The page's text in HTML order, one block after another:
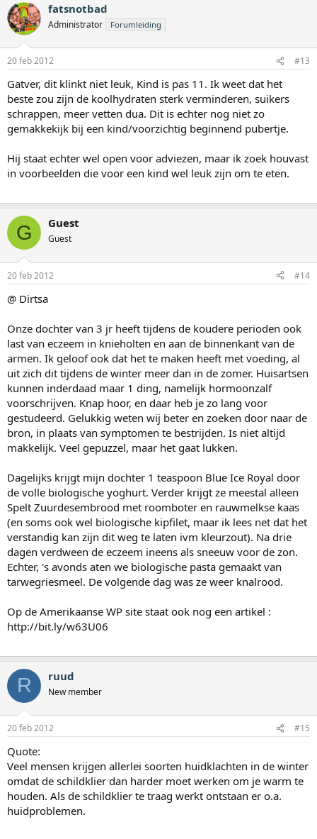
fatsnotbad
Administrator Forumleiding
20 feb 2012 #13
Gatver, dit klinkt niet leuk, Kind is pas 11. Ik weet dat het
beste zou zijn de koolhydraten sterk verminderen, suikers
schrappen, meer vetten dua. Dit is echter nog niet zo
gemakkekijk bij een kind/voorzichtig beginnend pubertje.
Hij staat echter wel open voor adviezen, maar ik zoek houvast
in voorbeelden die voor een kind wel leuk zijn om te eten.
G Guest
Guest
20 feb 2012 #14
@ Dirtsa
Onze dochter van 3 jr heeft tijdens de koudere perioden ook
last van eczeem in knieholten en aan de binnenkant van de
armen. Ik geloof ook dat het te maken heeft met voeding, al
uit zich dit tijdens de winter meer dan in de zomer. Huisartsen
kunnen inderdaad maar 1 ding, namelijk hormoonzalf
voorschrijven. Knap hoor, en daar heb je zo lang voor
gestudeerd. Gelukkig weten wij beter en zoeken door naar de
bron, in plaats van symptomen te bestrijden. Is niet altijd
makkelijk. Veel gepuzzel, maar het gaat lukken.
Dagelijks krijgt mijn dochter 1 teaspoon Blue Ice Royal door
de volle biologische yoghurt. Verder krijgt ze meestal alleen
Spelt Zuurdesembrood met roomboter en rauwmelkse kaas
(en soms ook wel biologische kipfilet, maar ik lees net dat het
verstandig kan zijn dit weg te laten ivm kleurzout). Na drie
dagen verdween de eczeem ineens als sneeuw voor de zon.
Echter, 's avonds aten we biologische pasta gemaakt van
tarwegriesmeel. De volgende dag was ze weer knalrood.
Op de Amerikaanse WP site staat ook nog een artikel :
http://bit.ly/w63U06
R ruud
New member
20 feb 2012 #15
Quote:
Veel mensen krijgen allerlei soorten huidklachten in de winter
omdat de schildklier dan harder moet werken om je warm te
houden. Als de schildklier te traag werkt ontstaan er o.a.
huidproblemen.